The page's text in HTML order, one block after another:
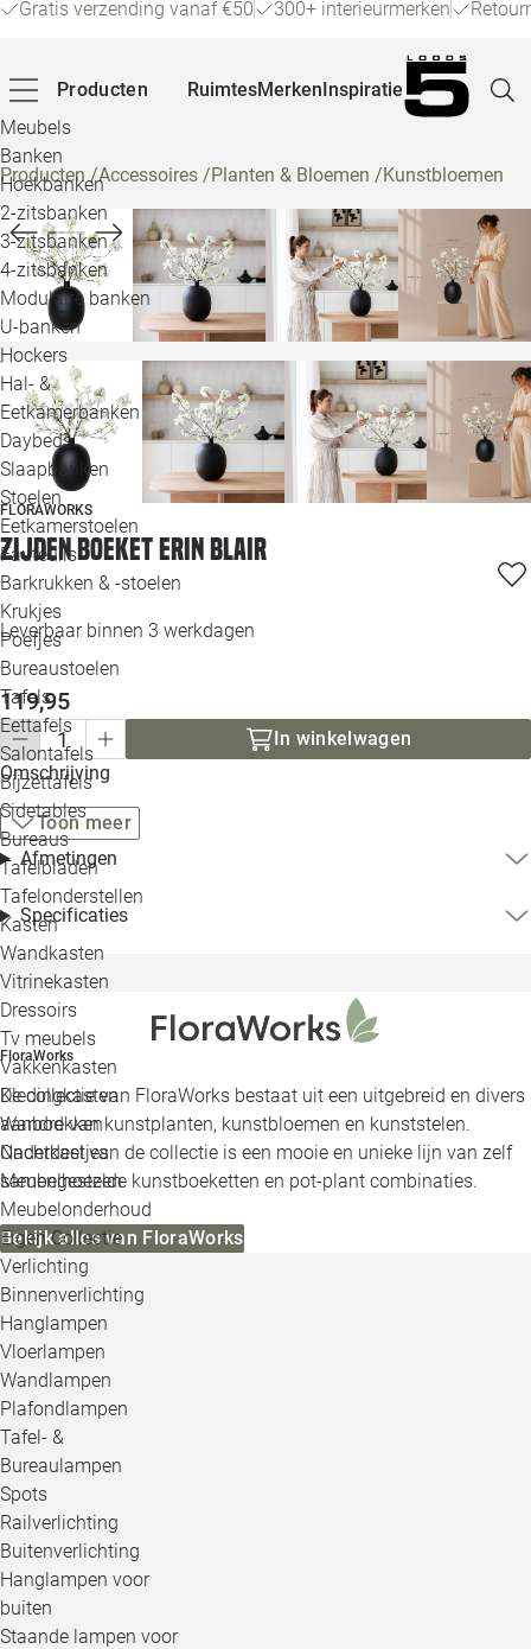
Gratis verzending vanaf €50 300+ interieurmerken
Producten
Meubels
Banken
Hoekbanken
2-zitsbanken
3-zitsbanken
4-zitsbanken
Modulaire banken
U-banken
Hockers
Hal- &
Eetkamerbanken
Daybeds
Slaapbanken
Stoelen
Eetkamerstoelen
Fauteuils
Barkrukken & -stoelen
Krukjes
Poefjes
Bureaustoelen
Tafels
Eettafels
Salontafels
Bijzettafels
Sidetables
Bureaus
Tafelbladen
Tafelonderstellen
Kasten
Wandkasten
Vitrinekasten
Dressoirs
Tv meubels
Vakkenkasten
Kledingkasten
Wandrekken
Nachtkastjes
Meubelhoezen
Meubelonderhoud
Eigen Collectie
Verlichting
Binnenverlichting
Hanglampen
Vloerlampen
Wandlampen
Plafondlampen
Tafel- &
Bureaulampen
Spots
Railverlichting
Buitenverlichting
Hanglampen voor
buiten
Staande lampen voor
RuimtesMerkenInspiratie
Producten/Accessoires /Planten & Bloemen /Kunstbloemen
FLORAWORKS
Zijden boeket Erin Blair
Leverbaar binnen 3 werkdagen
119,95
In winkelwagen
Omschrijving
Toon meer
Afmetingen
Specificaties
FloraWorks
De collectie van FloraWorks bestaat uit een uitgebreid en divers
aanbod van kunstplanten, kunstbloemen en kunststelen.
Onderdeel van de collectie is een mooie en unieke lijn van zelf
samengestelde kunstboeketten en pot-plant combinaties.
Bekijk alles van FloraWorks